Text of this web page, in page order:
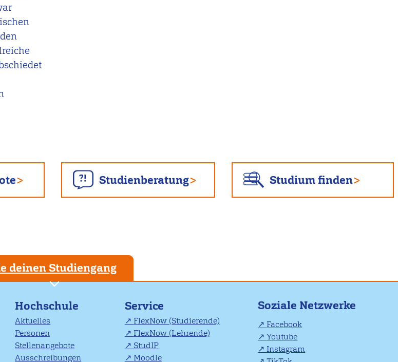
Studienberatung Studium finden
deinen Studiengang
Hochschule
Aktuelles
Personen
Stellenangebote
Ausschreibungen
Service
FlexNow (Studierende)
FlexNow (Lehrende)
StudIP
Moodle
Soziale Netzwerke
Facebook
Youtube
Instagram